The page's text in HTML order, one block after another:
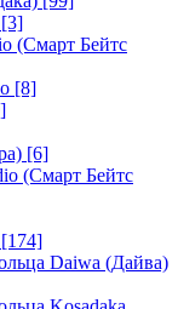
[3]
(Смарт Бейтс
[8]
[6]
(Смарт Бейтс
[174]
Daiwa (Дайва)